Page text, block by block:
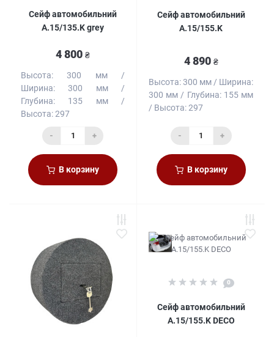
Сейф автомобильний
A.15/135.K grey
4 800 ₴
Высота:
300 мм
Ширина:
300 мм
Глубина:
135 мм
Высота:297
- +
В корзину
Сейф автомобильний
A.15/155.K
4 890 ₴
Высота:300 мм
Ширина:
300 мм
Глубина: 155 мм
Высота:297
- +
В корзину
0
Сейф автомобильний
A.15/155.K DECO